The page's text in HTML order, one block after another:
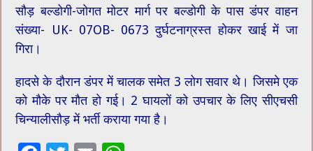
सौड़ बल्डोगी-जोगत मोटर मार्ग पर बल्डोगी के पास डंपर वाहन
संख्या- UK- 07OB- 0673 दुर्घटनाग्रस्त होकर खाई में जा
गिरा।
हादसे के दौरान डंपर में चालक समेत 3 लोग सवार थे। जिसमे एक
को मौके पर मौत हो गई। 2 घायलों को उपचार के लिए सीएचसी
चिन्यालीसौड़ में भर्ती कराया गया है।